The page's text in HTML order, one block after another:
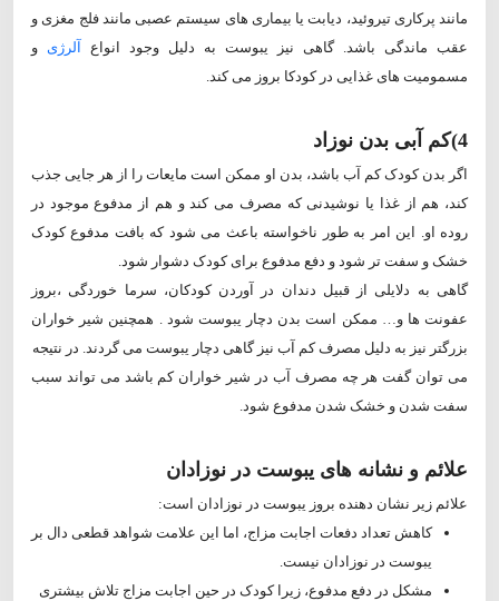
مانند پرکاری تیروئید، دیابت یا بیماری های سیستم عصبی مانند فلج مغزی و
عقب ماندگی باشد. گاهی نیز یبوست به دلیل وجود انواع
آلرژی و
مسمومیت های غذایی در کودکا بروز می کند.
4)کم آبی بدن نوزاد
اگر بدن کودک کم آب باشد، بدن او ممکن است مایعات را از هر جایی جذب
کند، هم از غذا یا نوشیدنی که مصرف می کند و هم از مدفوع موجود در
روده او. این امر به طور ناخواسته باعث می شود که بافت مدفوع کودک
خشک و سفت تر شود و دفع مدفوع برای کودک دشوار شود.
گاهی به دلایلی از قبیل دندان در آوردن کودکان، سرما خوردگی ،بروز
عفونت ها و… ممکن است بدن دچار یبوست شود . همچنین شیر خواران
بزرگتر نیز به دلیل مصرف کم آب نیز گاهی دچار یبوست می گردند. در نتیجه
می توان گفت هر چه مصرف آب در شیر خواران کم باشد می تواند سبب
سفت شدن و خشک شدن مدفوع شود.
علائم و نشانه های یبوست در نوزادان
علائم زیر نشان دهنده بروز یبوست در نوزادان است:
کاهش تعداد دفعات اجابت مزاج، اما این علامت شواهد قطعی دال بر
یبوست در نوزادان نیست.
مشکل در دفع مدفوع، زیرا کودک در حین اجابت مزاج تلاش بیشتری